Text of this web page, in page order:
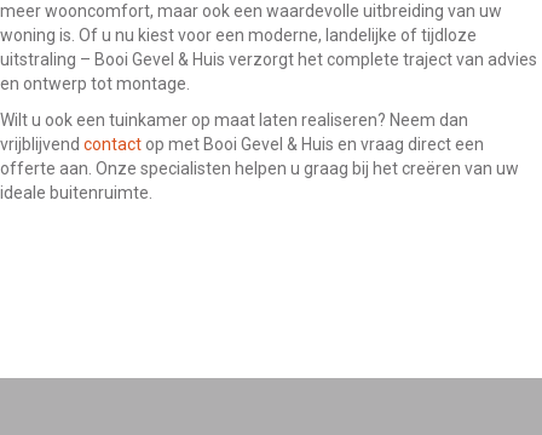
meer wooncomfort, maar ook een waardevolle uitbreiding van uw
woning is. Of u nu kiest voor een moderne, landelijke of tijdloze
uitstraling – Booi Gevel & Huis verzorgt het complete traject van advies
en ontwerp tot montage.
Wilt u ook een tuinkamer op maat laten realiseren? Neem dan
vrijblijvend contact op met Booi Gevel & Huis en vraag direct een
offerte aan. Onze specialisten helpen u graag bij het creëren van uw
ideale buitenruimte.